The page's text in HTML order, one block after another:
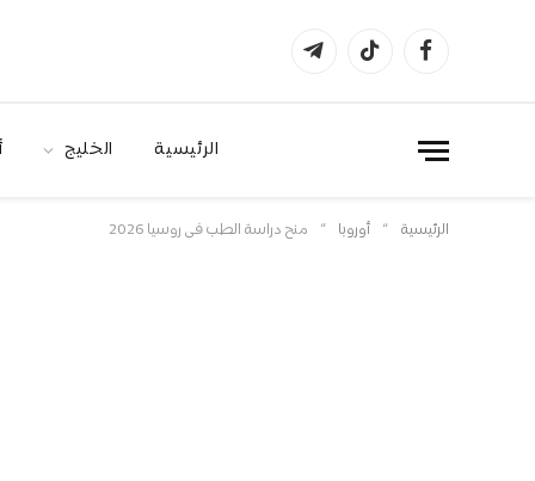
فيسبوكتيكتوكتيلقرام
الرئيسية الخليج
الرئيسية » أوروبا » منح دراسة الطب في روسيا 2026